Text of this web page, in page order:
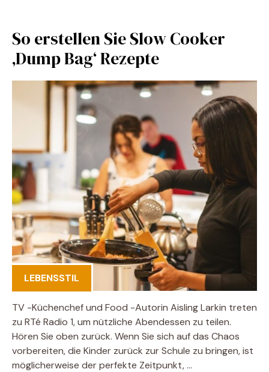
So erstellen Sie Slow Cooker
‚Dump Bag‘ Rezepte
LEBENSSTIL
TV -Küchenchef und Food -Autorin Aisling Larkin treten
zu RTé Radio 1, um nützliche Abendessen zu teilen.
Hören Sie oben zurück. Wenn Sie sich auf das Chaos
vorbereiten, die Kinder zurück zur Schule zu bringen, ist
möglicherweise der perfekte Zeitpunkt, …